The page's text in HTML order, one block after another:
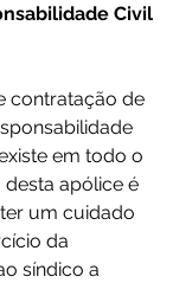
Civil
contratação de
em todo o
desta apólice é
um cuidado
da
síndico a